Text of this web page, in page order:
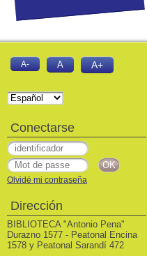
A- A A+
Conectarse
Olvidé mi contraseña
Dirección
BIBLIOTECA "Antonio Pena"
Durazno 1577 - Peatonal Encina
1578 y Peatonal Sarandí 472